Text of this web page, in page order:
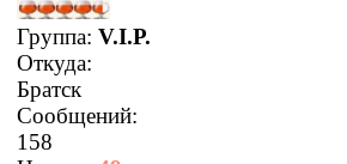
Группа: V.I.P.
Откуда:
Братск
Сообщений:
158